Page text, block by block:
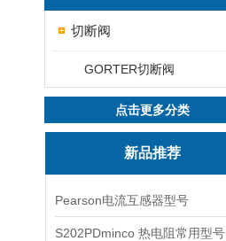
切断阀
GORTER切断阀
点击更多分类
新品推荐
Pearson电流互感器型号
S202PDminco 热电阻常用型号